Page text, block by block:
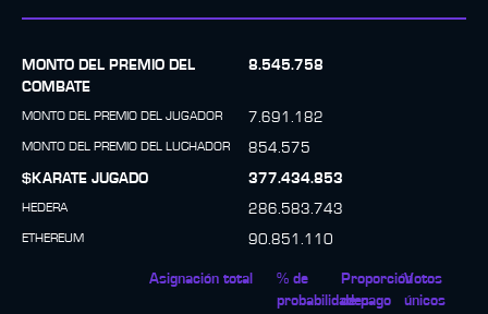
MONTO DEL PREMIO DEL
COMBATE
8.545.758
MONTO DEL PREMIO DEL JUGADOR 7.691.182
MONTO DEL PREMIO DEL LUCHADOR
854.575
$KARATE JUGADO
377.434.853
HEDERA 286.583.743
ETHEREUM 90.851.110
Asignación total
% de
probabilidades
Proporción
de pago
Votos
únicos